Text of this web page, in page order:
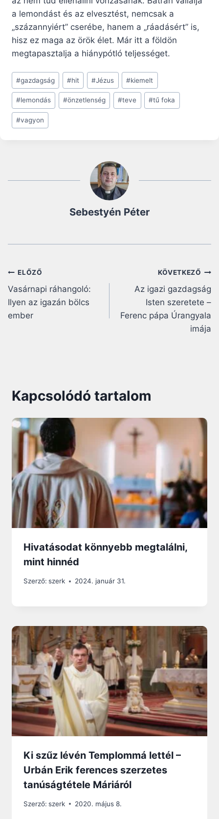
a lemondást és az elvesztést, nemcsak a
„százannyiért” cserébe, hanem a „ráadásért” is,
hisz ez maga az örök élet. Már itt a földön
megtapasztalja a hiánypótló teljességet.
Post
Tags:
#gazdagság #hit #Jézus #kiemelt
#lemondás #önzetlenség #teve #tű foka
#vagyon
Sebestyén Péter
Bejegyzés
navigáció
ELŐZŐ
Vasárnapi ráhangoló:
Ilyen az igazán bölcs
ember
KÖVETKEZŐ
Az igazi gazdagság
Isten szeretete –
Ferenc pápa Úrangyala
imája
Kapcsolódó tartalom
Hivatásodat könnyebb megtalálni,
mint hinnéd
Szerző: szerk 2024. január 31.
Ki szűz lévén Templommá lettél –
Urbán Erik ferences szerzetes
tanúságtétele Máriáról
Szerző: szerk 2020. május 8.